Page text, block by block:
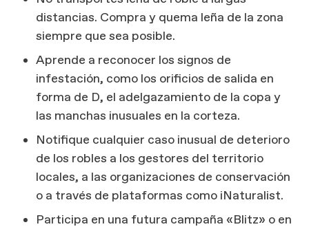
distancias. Compra y quema leña de la zona
siempre que sea posible.
Aprende a reconocer los signos de
infestación, como los orificios de salida en
forma de D, el adelgazamiento de la copa y
las manchas inusuales en la corteza.
Notifique cualquier caso inusual de deterioro
de los robles a los gestores del territorio
locales, a las organizaciones de conservación
o a través de plataformas como iNaturalist.
Participa en una futura campaña «Blitz» o en